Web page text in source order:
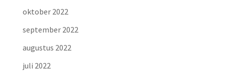
oktober 2022
september 2022
augustus 2022
juli 2022